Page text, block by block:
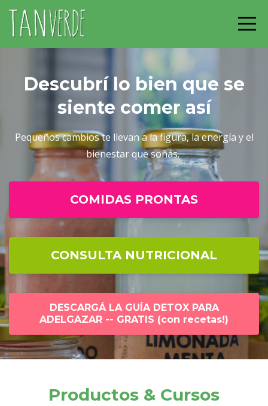
Descubrí lo bien que se
siente comer así
Pequeños cambios te llevan a la figura, la energía y el
bienestar que soñás.
COMIDAS PRONTAS
CONSULTA NUTRICIONAL
DESCARGÁ LA GUÍA DETOX PARA
ADELGAZAR -- GRATIS (con recetas!)
Productos & Cursos